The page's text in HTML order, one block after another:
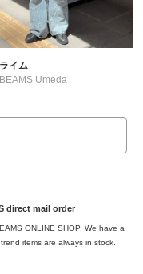
ライム
BEAMS Umeda
direct mail order
ONLINE SHOP. We have a
items are always in stock.